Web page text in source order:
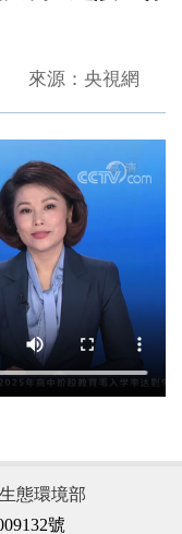
來源：央視網
態環境部
號